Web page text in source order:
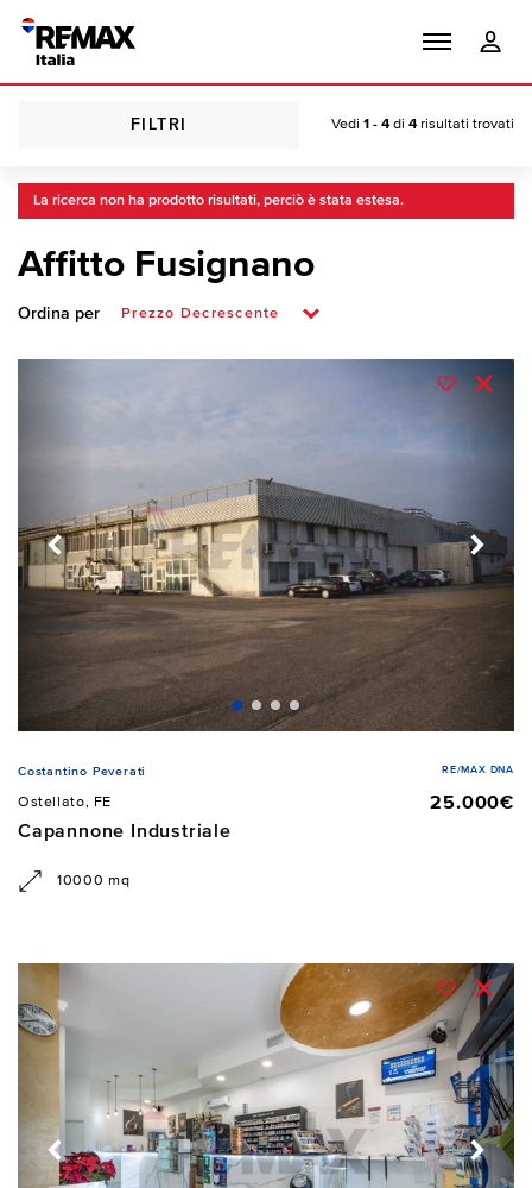
FILTRI Vedi 1 - 4di 4risultati trovati
La ricerca non ha prodotto risultati, perciò è stata estesa.
Affitto Fusignano
Ordina per
Costantino Peverati RE/MAX DNA
Ostellato, FE
25.000€
Capannone Industriale
10000 mq